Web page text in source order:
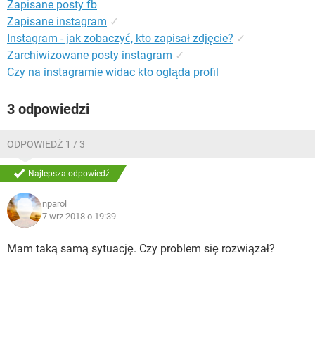
Zapisane posty fb
Zapisane instagram ✓
Instagram - jak zobaczyć, kto zapisał zdjęcie? ✓
Zarchiwizowane posty instagram ✓
Czy na instagramie widac kto ogląda profil
3 odpowiedzi
ODPOWIEDŹ 1 / 3
Najlepsza odpowiedź
nparol
7 wrz 2018 o 19:39
Mam taką samą sytuację. Czy problem się rozwiązał?